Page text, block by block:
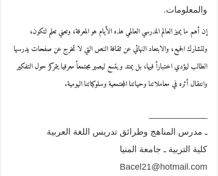
والمعلومات.
إن أهم ما يميز العالم المدرسي العالمي هذه الأيام هو المعرفة، وتعني تعلم لتكون،
ولتشارك الجميع، والابتعاد النهائي عن ثقافة النص التي لا تخرج عن صفحات يدرسها
الطالب ليؤدي اختباراً فيها، بل يمتد ويتسع ليصير مجتمعاً معرفيا يتمركز حول التفكير
وانتقال أثره في معاملاتنا وحياتنا المجتمعية وسلوكياتنا اليومية.
ـ مدرس المناهج وطرائق تدريس اللغة العربية
كلية التربية ـ جامعة المنيا
Bacel21@hotmail.com